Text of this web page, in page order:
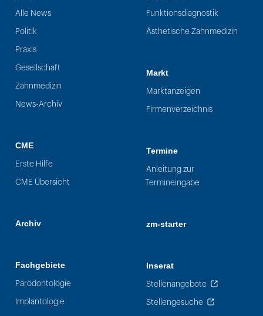
Alle News
Politik
Praxis
Gesellschaft
Zahnmedizin
News-Archiv
CME
Erste Hilfe
CME Übersicht
Archiv
Fachgebiete
Parodontologie
Implantologie
Funktionsdiagnostik
Ästhetische Zahnmedizin
Markt
Marktanzeigen
Firmenverzeichnis
Termine
Anleitung zur
Termineingabe
zm-starter
Inserat
Stellenangebote
Stellengesuche